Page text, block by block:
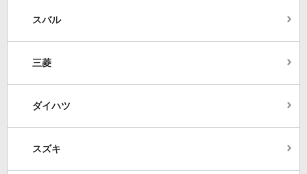
スバル
三菱
ダイハツ
スズキ